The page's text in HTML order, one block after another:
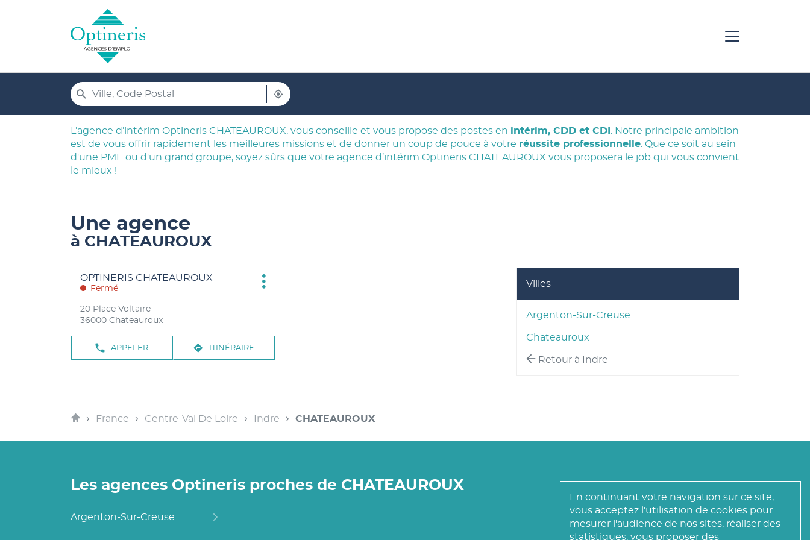
En continuant votre navigation sur ce site,
vous acceptez l'utilisation de cookies pour
mesurer l'audience de nos sites, réaliser des
statistiques, vous proposer des
Formulaire
de
recherche
Ville,
Code
Postal
À
PROXIMITÉ
UN
POINT
DE
OPTINERIS
RECHERCHERUN
POINT
DE
VENTE
L’agence d’intérim Optineris CHATEAUROUX, vous conseille et vous propose des postes en intérim, CDD et CDI
. Notre principale ambition
est de vous offrir rapidement les meilleures missions et de donner un coup de pouce à votre réussite professionnelle . Que ce soit au sein
d'une PME ou d'un grand groupe, soyez sûrs que votre agence d’intérim Optineris CHATEAUROUX vous proposera le job qui vous convient
le mieux !
Une agence
à CHATEAUROUX
Villes
Argenton-Sur-Creuse
Chateauroux
Retour à Indre
OPTINERIS
CHATEAUROUX
OPTINERIS CHATEAUROUX
Fermé
20 Place Voltaire
36000 Chateauroux
APPELERNUMÉRO
ITINÉRAIREJUSQU'AU
Plus
AccueilFrance Centre-Val De Loire Indre CHATEAUROUX
Les agences Optineris proches de CHATEAUROUX
Argenton-Sur-Creuse